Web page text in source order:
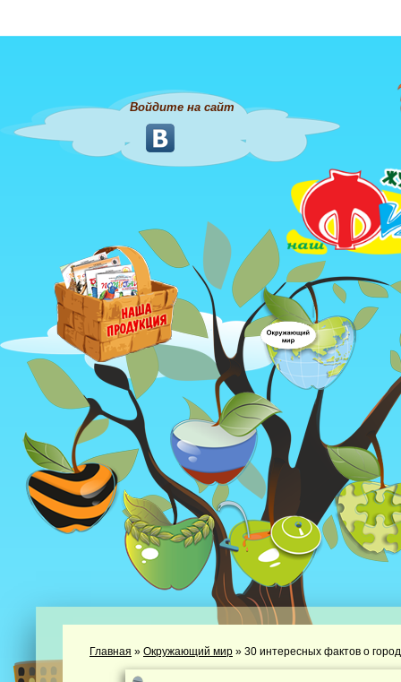
Войдите на сайт
Главная » Окружающий мир » 30 интересных фактов о